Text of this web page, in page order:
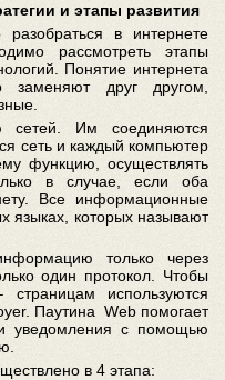
и этапы развития
в интернете
рассмотреть этапы
Понятие интернета
друг другом,
сетей. Им соединяются
сеть и каждый компьютер
функцию, осуществлять
в случае, если оба
Все информационные
языках, которых называют
только через
один протокол. Чтобы
используются
Паутина Web помогает
уведомления с помощью
в 4 этапа: